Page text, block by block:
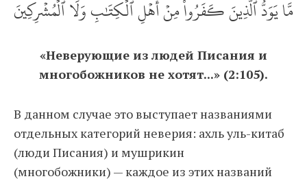
مَّا يَوَدُّ ٱلَّذِينَ كَفَرُواْ مِنۡ أَهۡلِ ٱلۡكِتَٰبِ وَلَا ٱلۡمُشۡرِكِينَ
«Неверующие из людей Писания и
многобожников не хотят...» (2:105).
В данном случае это выступает названиями
отдельных категорий неверия: ахль уль-китаб
(люди Писания) и мушрикин
(многобожники) — каждое из этих названий